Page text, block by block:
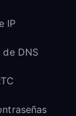
IP
DNS